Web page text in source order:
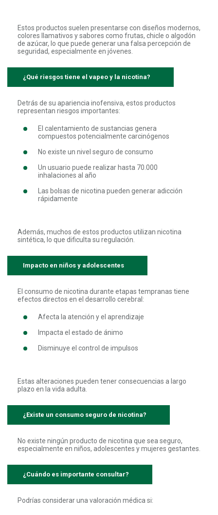
Estos productos suelen presentarse con diseños modernos,
colores llamativos y sabores como frutas, chicle o algodón
de azúcar, lo que puede generar una falsa percepción de
seguridad, especialmente en jóvenes.
¿Qué riesgos tiene el vapeo y la nicotina?
Detrás de su apariencia inofensiva, estos productos
representan riesgos importantes:
El calentamiento de sustancias genera
compuestos potencialmente carcinógenos
No existe un nivel seguro de consumo
Un usuario puede realizar hasta 70.000
inhalaciones al año
Las bolsas de nicotina pueden generar adicción
rápidamente
Además, muchos de estos productos utilizan nicotina
sintética, lo que dificulta su regulación.
Impacto en niños y adolescentes
El consumo de nicotina durante etapas tempranas tiene
efectos directos en el desarrollo cerebral:
Afecta la atención y el aprendizaje
Impacta el estado de ánimo
Disminuye el control de impulsos
Estas alteraciones pueden tener consecuencias a largo
plazo en la vida adulta.
¿Existe un consumo seguro de nicotina?
No existe ningún producto de nicotina que sea seguro,
especialmente en niños, adolescentes y mujeres gestantes.
¿Cuándo es importante consultar?
Podrías considerar una valoración médica si: